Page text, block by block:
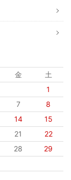
金
土
1
7
8
14
15
21
22
28
29